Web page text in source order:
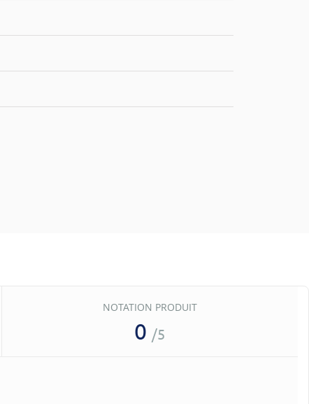
NOTATION PRODUIT
0 /5